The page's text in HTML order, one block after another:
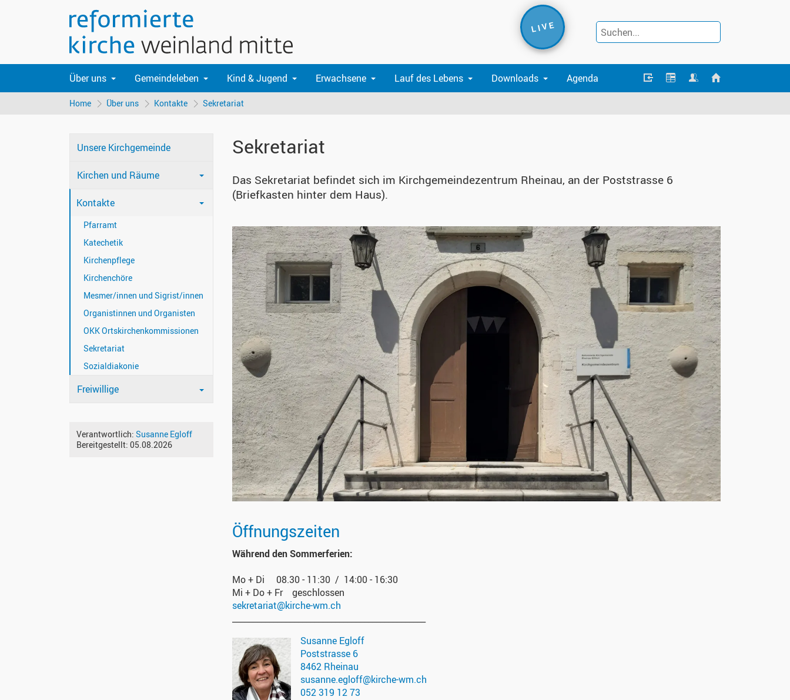
L I V E
Über uns Gemeindeleben Kind & Jugend Erwachsene Lauf des Lebens Downloads Agenda
Home Über uns Kontakte Sekretariat
Unsere Kirchgemeinde
Kirchen und Räume
Kontakte
Pfarramt
Katechetik
Kirchenpflege
Kirchenchöre
Mesmer/innen und Sigrist/innen
Organistinnen und Organisten
OKK Ortskirchenkommissionen
Sekretariat
Sozialdiakonie
Freiwillige
Verantwortlich: Susanne Egloff
Bereitgestellt: 05.08.2026
Sekretariat
Das Sekretariat befindet sich im Kirchgemeindezentrum Rheinau, an der Poststrasse 6
(Briefkasten hinter dem Haus).
Öffnungszeiten
Während den Sommerferien:
Mo + Di 08.30 - 11:30 / 14:00 - 16:30
Mi + Do + Fr geschlossen
sekretariat@kirche-wm.ch
Susanne Egloff
Poststrasse 6
8462 Rheinau
susanne.egloff@kirche-wm.ch
052 319 12 73